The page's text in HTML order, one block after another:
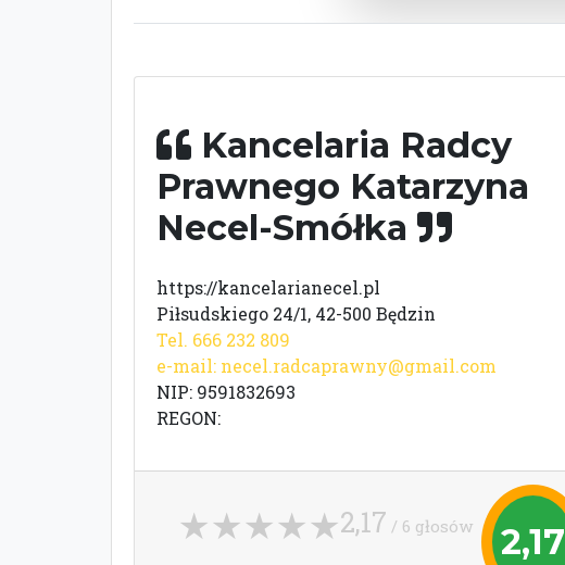
Kancelaria Radcy
Prawnego Katarzyna
Necel-Smółka
https://kancelarianecel.pl
Piłsudskiego 24/1, 42-500 Będzin
Tel. 666 232 809
e-mail: necel.radcaprawny@gmail.com
NIP: 9591832693
REGON:
2,17
2,17 / 6 głosów